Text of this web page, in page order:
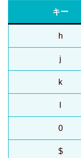
キー
h
j
k
0
$